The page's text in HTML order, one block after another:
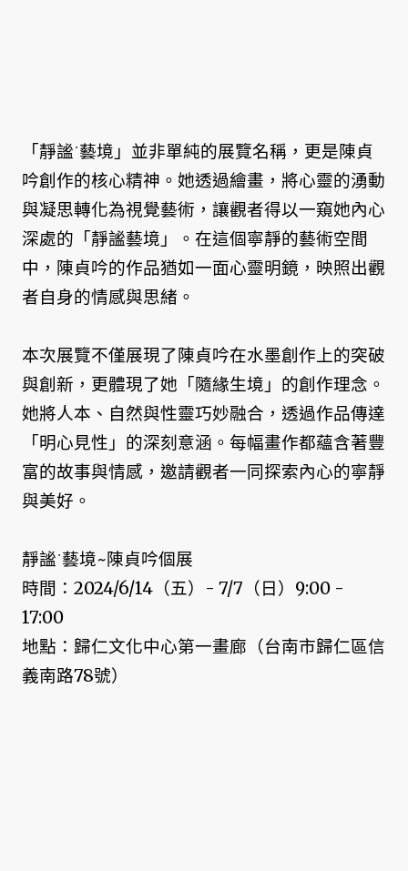
「靜謐˙藝境」並非單純的展覽名稱，更是陳貞
吟創作的核心精神。她透過繪畫，將心靈的湧動
與凝思轉化為視覺藝術，讓觀者得以一窺她內心
深處的「靜謐藝境」。在這個寧靜的藝術空間
中，陳貞吟的作品猶如一面心靈明鏡，映照出觀
者自身的情感與思緒。
本次展覽不僅展現了陳貞吟在水墨創作上的突破
與創新，更體現了她「隨緣生境」的創作理念。
她將人本、自然與性靈巧妙融合，透過作品傳達
「明心見性」的深刻意涵。每幅畫作都蘊含著豐
富的故事與情感，邀請觀者一同探索內心的寧靜
與美好。
靜謐˙藝境~陳貞吟個展
時間：2024/6/14（五）- 7/7（日）9:00 -
17:00
地點：歸仁文化中心第一畫廊（台南市歸仁區信
義南路78號）